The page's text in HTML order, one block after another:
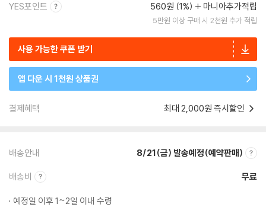
YES포인트 560원 (1%) 마니아추가적립
5만원 이상 구매 시 2천원 추가 적립
사용 가능한 쿠폰 받기
앱 다운 시 1천원 상품권
결제혜택 최대 2,000원 즉시할인
배송안내 8/21(금) 발송예정(예약판매)
배송비 무료
예정일 이후 1~2일 이내 수령